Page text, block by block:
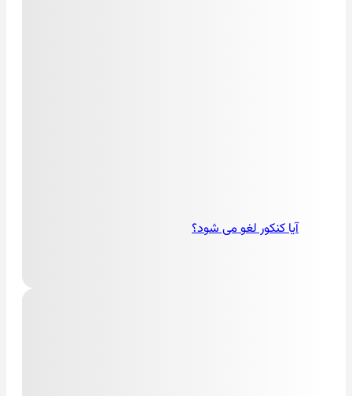
آیا کنکور لغو می شود؟